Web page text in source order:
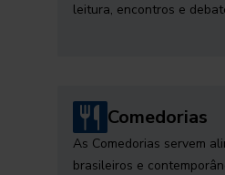
leitura, encontros e
Comedorias
As Comedorias servem
brasileiros e